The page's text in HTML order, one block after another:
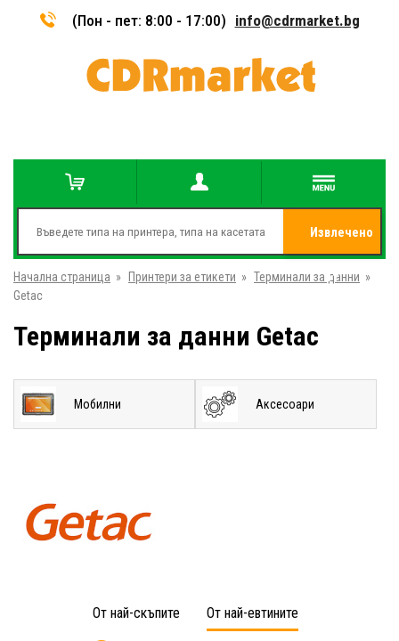
(Пон - пет: 8:00 - 17:00) info@cdrmarket.bg
Извлечено
от
Начална страница » Принтери за етикети » Терминали за данни »
Getac
Терминали за данни Getac
Мобилни Аксесоари
От най-скъпите От най-евтините